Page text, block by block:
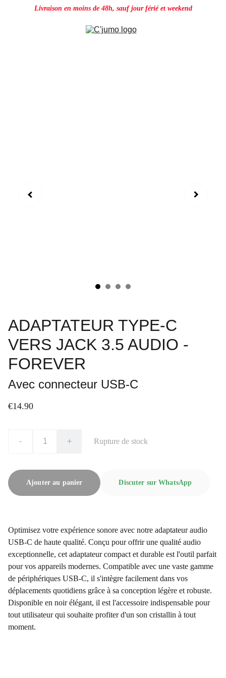
Livraison en moins de 48h, sauf jour férié et weekend
ADAPTATEUR TYPE-C
VERS JACK 3.5 AUDIO -
FOREVER
Avec connecteur USB-C
€14.90
- + Rupture de stock
Ajouter au panier Discuter sur WhatsApp
Optimisez votre expérience sonore avec notre adaptateur audio
USB-C de haute qualité. Conçu pour offrir une qualité audio
exceptionnelle, cet adaptateur compact et durable est l'outil parfait
pour vos appareils modernes. Compatible avec une vaste gamme
de périphériques USB-C, il s'intègre facilement dans vos
déplacements quotidiens grâce à sa conception légère et robuste.
Disponible en noir élégant, il est l'accessoire indispensable pour
tout utilisateur qui souhaite profiter d'un son cristallin à tout
moment.